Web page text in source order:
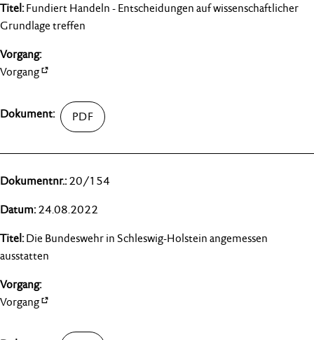
Fundiert Handeln - Entscheidungen auf wissenschaftlicher
Grundlage treffen
Vorgang
20/154
24.08.2022
Die Bundeswehr in Schleswig-Holstein angemessen
ausstatten
Vorgang